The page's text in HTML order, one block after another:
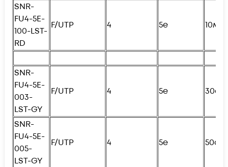
SNR-
FU4-5E-
100-LST-
RD
F/UTP 4 5e 10м
SNR-
FU4-5E-
003-
LST-GY
F/UTP 4 5e 30см
SNR-
FU4-5E-
005-
LST-GY
F/UTP 4 5e 50см